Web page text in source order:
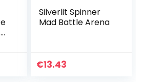
Silverlit Spinner
Mad Battle Arena
€13.43